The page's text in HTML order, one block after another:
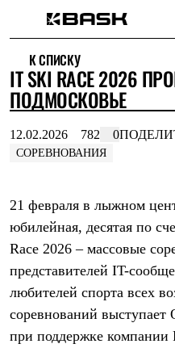
Интернет-магазин
Мужская одежда
Утепленная пухом
Куртки
Жилеты
Комбинезоны
Брюки
Штормовая одежда
Куртки
Брюки
Куртки
Брюки
Флисовая одежда
Куртки
Брюки
К СПИСКУ
IT SKI RACE 2026
ПОДМОСКОВЬЕ
12.02.2026 782 0
СОРЕВНОВАНИЯ
21 февраля в лыжном
юбилейная, десятая по
Race 2026 – массовые
представителей IT-
любителей спорта всех
соревнований
при поддержке